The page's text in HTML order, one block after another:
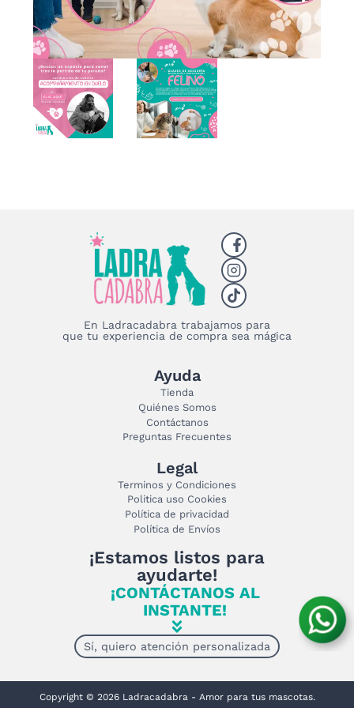
En Ladracadabra trabajamos para
que tu experiencia de compra sea mágica
Ayuda
Tienda
Quiénes Somos
Contáctanos
Preguntas Frecuentes
Legal
Terminos y Condiciones
Politica uso Cookies
Política de privacidad
Política de Envíos
¡Estamos listos para
ayudarte!
¡CONTÁCTANOS AL
INSTANTE!
Sí, quiero atención personalizada
Copyright © 2026 Ladracadabra - Amor para tus mascotas.